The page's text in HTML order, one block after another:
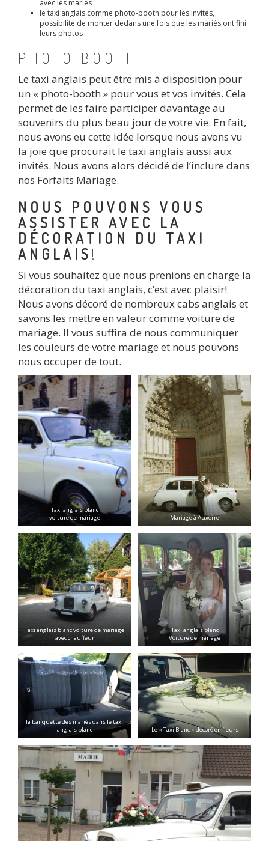
avec les mariés
le taxi anglais comme photo-booth pour les invités,
possibilité de monter dedans une fois que les mariés ont fini
leurs photos
PHOTO BOOTH
Le taxi anglais peut être mis à disposition pour
un « photo-booth » pour vous et vos invités. Cela
permet de les faire participer davantage au
souvenirs du plus beau jour de votre vie. En fait,
nous avons eu cette idée lorsque nous avons vu
la joie que procurait le taxi anglais aussi aux
invités. Nous avons alors décidé de l’inclure dans
nos Forfaits Mariage.
NOUS POUVONS VOUS
ASSISTER AVEC LA
DÉCORATION DU TAXI
ANGLAIS !
Si vous souhaitez que nous prenions en charge la
décoration du taxi anglais, c’est avec plaisir!
Nous avons décoré de nombreux cabs anglais et
savons les mettre en valeur comme voiture de
mariage. Il vous suffira de nous communiquer
les couleurs de votre mariage et nous pouvons
nous occuper de tout.
Taxi anglais blanc
voiture de mariage
Mariage à Auxerre
Taxi anglais blanc voiture de mariage
avec chauffeur
Taxi anglais blanc
Voiture de mariage
la banquette des mariés dans le taxi
anglais blanc
Le « Taxi Blanc » décoré en fleurs